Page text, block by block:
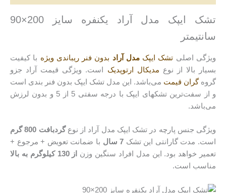
تشک ایپک مدل آراد یکنفره سایز 200×90
سانتیمتر
ویژگی اصلی تشک ایپک مدل آراد بدون فنر ریباندی ویژه با کیفیت
بسیار بالا از نوع مدیکال ارتوپدیک است. ویژگی قیمت آراد جزو
گروهگران قیمت می‌باشد. این مدل تشک ایپک بدون فنر بندی است
و از سفت‌ترین تشکهای ایپک با درجه سفتی 5 از 5 و بدون لرزش
می‌باشد.
ویژگی جنس پارچه در تشک ایپک مدل آراد از نوعگردبافت 800 گرم
است. مدت گارانتی این تشک 7 سال
با ضمانت تعویض + مرجوع +
تعمیر خواهد بود. این مدل افراد سنگین وزن
از 130 کیلوگرم به بالا
مناسب است.